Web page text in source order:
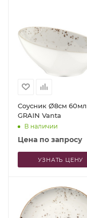
Соусник Ø8см 60мл
GRAIN Vanta
В наличии
Цена по запросу
УЗНАТЬ ЦЕНУ